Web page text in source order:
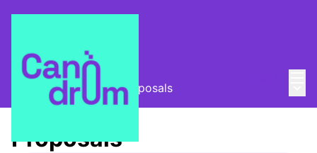
Taula Comunitària / Proposals
Proposals